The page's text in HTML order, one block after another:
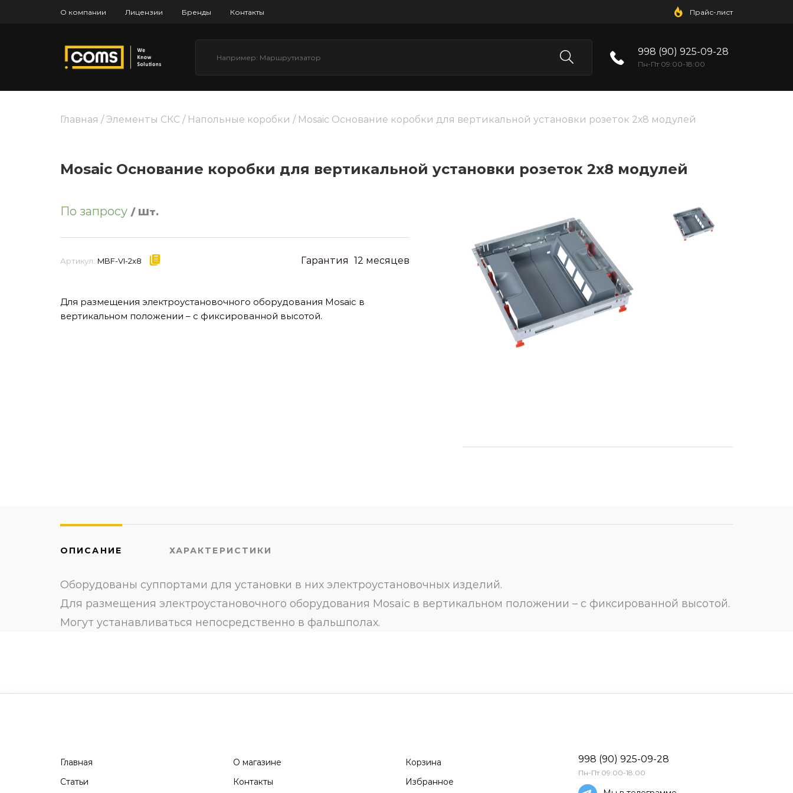
О компании Лицензии Бренды Контакты Прайс-лист
998 (90) 925-09-28
Пн-Пт 09:00-18:00
Главная /Элементы СКС / Напольные коробки / Mosaic Основание коробки для вертикальной установки розеток 2х8 модулей
Mosaic Основание коробки для вертикальной установки розеток 2х8 модулей
По запросу / Шт.
Артикул: MBF-VI-2x8 Гарантия 12 месяцев
Для размещения электроустановочного оборудования Mosaic в
вертикальном положении – с фиксированной высотой.
ОПИСАНИЕ ХАРАКТЕРИСТИКИ
Оборудованы суппортами для установки в них электроустановочных изделий.
Для размещения электроустановочного оборудования Mosaic в вертикальном положении – с фиксированной высотой.
Могут устанавливаться непосредственно в фальшполах.
Главная
Статьи
О магазине
Контакты
Корзина
Избранное
998 (90) 925-09-28
Пн-Пт 09:00-18:00